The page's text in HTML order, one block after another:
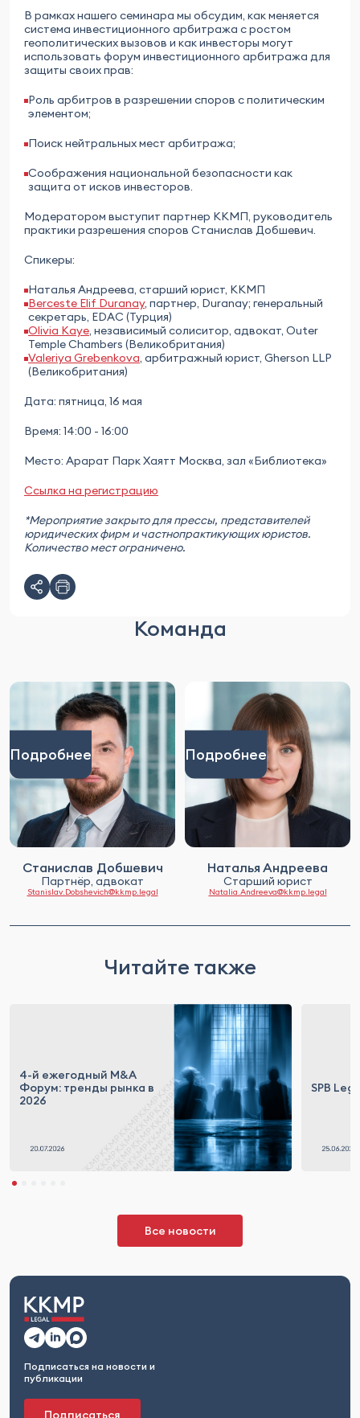
В рамках нашего семинара мы обсудим, как меняется
система инвестиционного арбитража с ростом
геополитических вызовов и как инвесторы могут
использовать форум инвестиционного арбитража для
защиты своих прав:
Роль арбитров в разрешении споров с политическим
элементом;
Поиск нейтральных мест арбитража;
Соображения национальной безопасности как
защита от исков инвесторов.
Модератором выступит партнер ККМП, руководитель
практики разрешения споров Станислав Добшевич.
Спикеры:
Наталья Андреева, старший юрист, ККМП
Berceste Elif Duranay, партнер, Duranay; генеральный
секретарь, EDAC (Турция)
Olivia Kaye, независимый солиситор, адвокат, Outer
Temple Chambers (Великобритания)
Valeriya Grebenkova, арбитражный юрист, Gherson LLP
(Великобритания)
Дата: пятница, 16 мая
Время: 14:00 - 16:00
Место: Арарат Парк Хаятт Москва, зал «Библиотека»
Ссылка на регистрацию
*Мероприятие закрыто для прессы, представителей
юридических фирм и частнопрактикующих юристов.
Количество мест ограничено.
Команда
Подробнее
Станислав Добшевич
Партнёр, адвокат
Stanislav.Dobshevich@kkmp.legal
Подробнее
Наталья Андреева
Старший юрист
Natalia.Andreeva@kkmp.legal
Читайте также
4-й ежегодный M&A
Форум: тренды рынка в
2026
SPB
Все новости
Подписаться на новости и
публикации
Подписаться